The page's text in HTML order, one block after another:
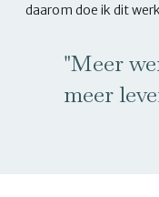
daarom doe ik dit
"Meer
meer